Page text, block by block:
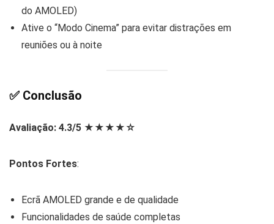
do AMOLED)
Ative o “Modo Cinema” para evitar distrações em
reuniões ou à noite
✅ Conclusão
Avaliação: 4.3/5 ★★★★☆
Pontos Fortes:
Ecrã AMOLED grande e de qualidade
Funcionalidades de saúde completas